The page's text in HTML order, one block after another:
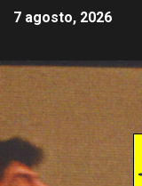
7 agosto, 2026